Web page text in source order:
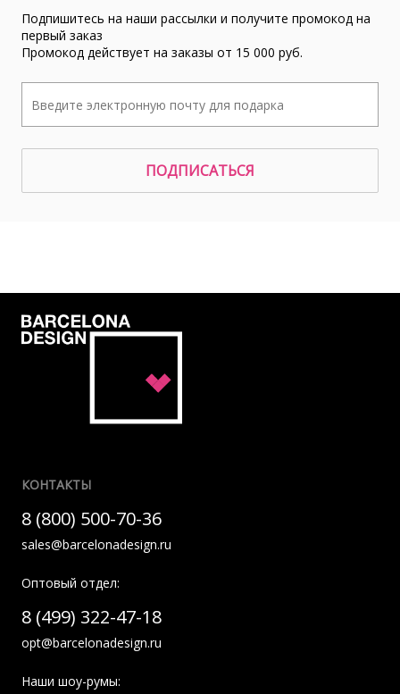
Подпишитесь на наши рассылки и получите промокод на
первый заказ
Промокод действует на заказы от 15 000 руб.
ПОДПИСАТЬСЯ
КОНТАКТЫ
8 (800) 500-70-36
sales@barcelonadesign.ru
Оптовый отдел:
8 (499) 322-47-18
opt@barcelonadesign.ru
Наши шоу-румы: